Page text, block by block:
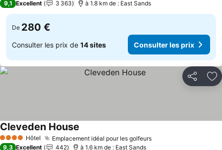
9,1 Excellent 3 363 à 1.8 km de : East Sands
De 280 €
Consulter les prix de 14 sites Consulter les prix
Partager
4 Étoiles Hôtel Emplacement idéal pour les golfeursConsulter les prix
Cleveden House
9,3 Excellent 442 à 1.6 km de : East Sands